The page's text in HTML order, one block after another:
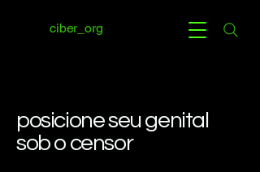
ciber_org
posicione seu genital
sob o censor